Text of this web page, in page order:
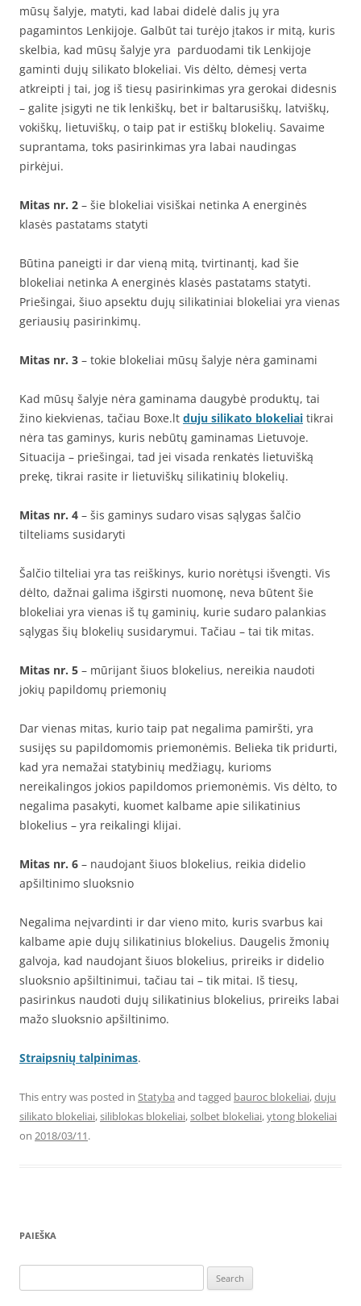
mūsų šalyje, matyti, kad labai didelė dalis jų yra
pagamintos Lenkijoje. Galbūt tai turėjo įtakos ir mitą, kuris
skelbia, kad mūsų šalyje yra parduodami tik Lenkijoje
gaminti dujų silikato blokeliai. Vis dėlto, dėmesį verta
atkreipti į tai, jog iš tiesų pasirinkimas yra gerokai didesnis
– galite įsigyti ne tik lenkiškų, bet ir baltarusiškų, latviškų,
vokiškų, lietuviškų, o taip pat ir estiškų blokelių. Savaime
suprantama, toks pasirinkimas yra labai naudingas
pirkėjui.
Mitas nr. 2 – šie blokeliai visiškai netinka A energinės
klasės pastatams statyti
Būtina paneigti ir dar vieną mitą, tvirtinantį, kad šie
blokeliai netinka A energinės klasės pastatams statyti.
Priešingai, šiuo apsektu dujų silikatiniai blokeliai yra vienas
geriausių pasirinkimų.
Mitas nr. 3 – tokie blokeliai mūsų šalyje nėra gaminami
Kad mūsų šalyje nėra gaminama daugybė produktų, tai
žino kiekvienas, tačiau Boxe.lt duju silikato blokeliai tikrai
nėra tas gaminys, kuris nebūtų gaminamas Lietuvoje.
Situacija – priešingai, tad jei visada renkatės lietuvišką
prekę, tikrai rasite ir lietuviškų silikatinių blokelių.
Mitas nr. 4 – šis gaminys sudaro visas sąlygas šalčio
tilteliams susidaryti
Šalčio tilteliai yra tas reiškinys, kurio norėtųsi išvengti. Vis
dėlto, dažnai galima išgirsti nuomonę, neva būtent šie
blokeliai yra vienas iš tų gaminių, kurie sudaro palankias
sąlygas šių blokelių susidarymui. Tačiau – tai tik mitas.
Mitas nr. 5 – mūrijant šiuos blokelius, nereikia naudoti
jokių papildomų priemonių
Dar vienas mitas, kurio taip pat negalima pamiršti, yra
susijęs su papildomomis priemonėmis. Belieka tik pridurti,
kad yra nemažai statybinių medžiagų, kurioms
nereikalingos jokios papildomos priemonėmis. Vis dėlto, to
negalima pasakyti, kuomet kalbame apie silikatinius
blokelius – yra reikalingi klijai.
Mitas nr. 6 – naudojant šiuos blokelius, reikia didelio
apšiltinimo sluoksnio
Negalima neįvardinti ir dar vieno mito, kuris svarbus kai
kalbame apie dujų silikatinius blokelius. Daugelis žmonių
galvoja, kad naudojant šiuos blokelius, prireiks ir didelio
sluoksnio apšiltinimui, tačiau tai – tik mitai. Iš tiesų,
pasirinkus naudoti dujų silikatinius blokelius, prireiks labai
mažo sluoksnio apšiltinimo.
Straipsnių talpinimas.
This entry was posted in Statyba and tagged bauroc blokeliai,duju
silikato blokeliai,siliblokas blokeliai,solbet blokeliai,ytong blokeliai
on 2018/03/11.
PAIEŠKA
for: